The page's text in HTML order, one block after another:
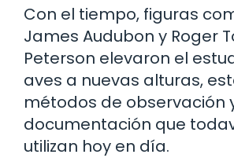
Con el tiempo, figuras
James Audubon y Roger
Peterson elevaron el
aves a nuevas alturas,
métodos de observación
documentación que
utilizan hoy en día.